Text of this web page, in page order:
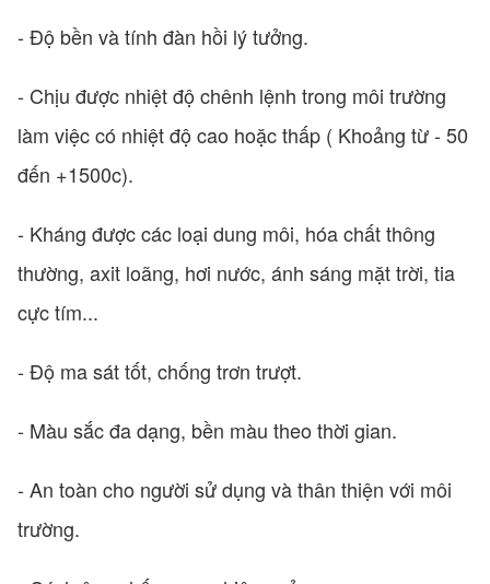
- Độ bền và tính đàn hồi lý tưởng.
- Chịu được nhiệt độ chênh lệnh trong môi trường
làm việc có nhiệt độ cao hoặc thấp ( Khoảng từ - 50
đến +1500c).
- Kháng được các loại dung môi, hóa chất thông
thường, axit loãng, hơi nước, ánh sáng mặt trời, tia
cực tím...
- Độ ma sát tốt, chống trơn trượt.
- Màu sắc đa dạng, bền màu theo thời gian.
- An toàn cho người sử dụng và thân thiện với môi
trường.